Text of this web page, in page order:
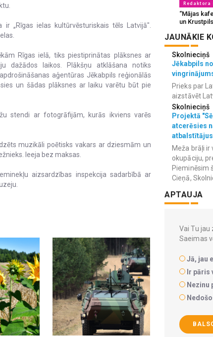
„Rīgas ielas kultūrvēsturiskais tēls Latvijā".
Rīgas ielā, tiks piestiprinātas plāksnes ar
dažādos laikos. Plākšņu atklāšana notiks
aģentūras Jēkabpils reģionālās
un šādas plāksnes ar laiku varētu būt pie
stendi ar fotogrāfijām, kurās ikviens varēs
muzikāli poētisks vakars ar dziesmām un
Ieeja bez maksas.
aizsardzības inspekcija sadarbībā ar
Redaktora
“Mājas
un
JAUNĀKIE
Skolnieciņš
Jēkabpils
Prieks par
aizstāvēt
Skolnieciņš
Projektā
atcerēsies
atbalstītājus
Meža brāļi ir
okupāciju,
Pieminēsim
Cieņā,
APTAUJA
Vai Tu jau
Saeimas
Jā, jau
Ir pāris
Nezinu